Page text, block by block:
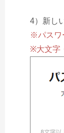
4）新し
※パスワ
※大文字